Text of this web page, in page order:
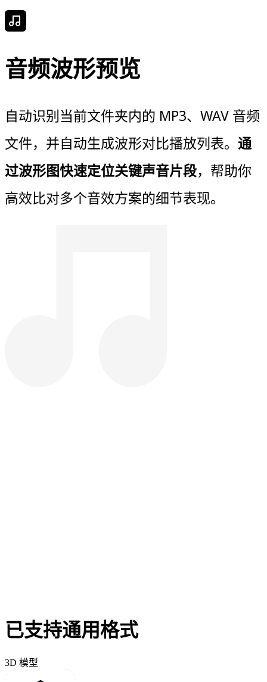
音频波形预览
自动识别当前文件夹内的 MP3、WAV 音频
文件，并自动生成波形对比播放列表。 通
过波形图快速定位关键声音片段，帮助你
高效比对多个音效方案的细节表现。
已支持通用格式
3D 模型